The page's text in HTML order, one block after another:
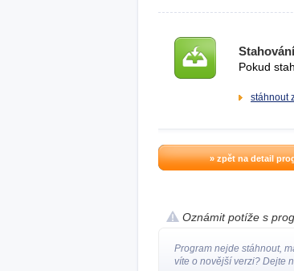
Pokud
stáhnout
» zpět na detail
Oznámit potíže s
Program nejde stáhnout,
víte o novější verzi? Dejte